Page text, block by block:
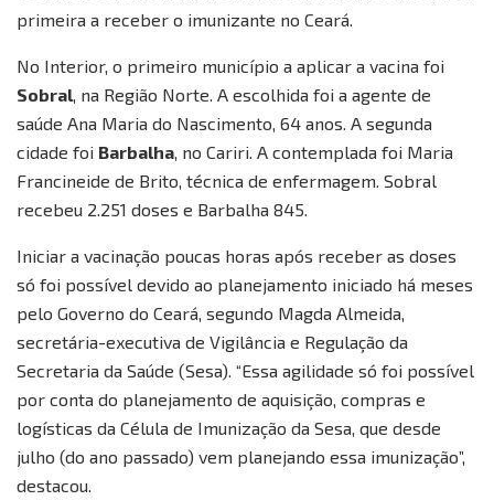
primeira a receber o imunizante no Ceará.
No Interior, o primeiro município a aplicar a vacina foi
Sobral , na Região Norte. A escolhida foi a agente de
saúde Ana Maria do Nascimento, 64 anos. A segunda
cidade foi Barbalha , no Cariri. A contemplada foi Maria
Francineide de Brito, técnica de enfermagem. Sobral
recebeu 2.251 doses e Barbalha 845.
Iniciar a vacinação poucas horas após receber as doses
só foi possível devido ao planejamento iniciado há meses
pelo Governo do Ceará, segundo Magda Almeida,
secretária-executiva de Vigilância e Regulação da
Secretaria da Saúde (Sesa). “Essa agilidade só foi possível
por conta do planejamento de aquisição, compras e
logísticas da Célula de Imunização da Sesa, que desde
julho (do ano passado) vem planejando essa imunização”,
destacou.